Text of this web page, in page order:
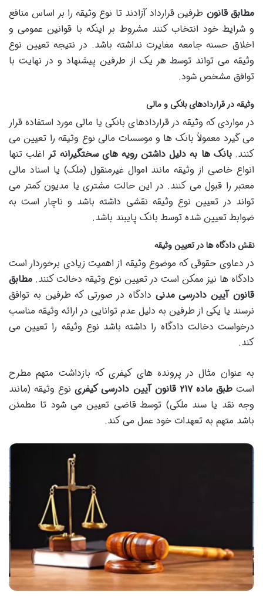
مطابق قانون طرفین قرارداد آزادند تا نوع وثیقه را بر اساس منافع
و شرایط خود انتخاب کنند مشروط بر اینکه با قوانین عمومی و
اخلاق حسنه جامعه مغایرت نداشته باشد. در نتیجه تعیین نوع
وثیقه می تواند توسط هر یک از طرفین پیشنهاد و در نهایت با
توافق مشخص شود.
وثیقه در قراردادهای بانکی و مالی
در مواردی که وثیقه در قراردادهای بانکی یا مالی مورد استفاده قرار
می گیرد معمولاً بانک ها و موسسات مالی نوع وثیقه را تعیین می
کنند.بانک ها به دلیل داشتن رویه های سختگیرانه تر اغلب تنها
انواع خاصی از وثیقه مانند اموال غیرمنقول (ملک) یا اسناد مالی
معتبر را قبول می کنند. در این حالت مشتری یا مدیون کمتر می
تواند در تعیین نوع وثیقه نقشی داشته باشد و ناچار است به
ضوابط تعیین شده توسط بانک پایبند باشد.
نقش دادگاه ها در تعیین وثیقه
در دعاوی حقوقی که موضوع وثیقه از اهمیت زیادی برخوردار است
دادگاه ها نیز ممکن است در تعیین نوع وثیقه دخالت کنند. مطابق
قانون آیین دادرسی مدنی دادگاه در صورتی که طرفین به توافق
نرسند یا یکی از طرفین به دلیل عدم توانایی در ارائه وثیقه مناسب
درخواست دخالت دادگاه را داشته باشد نوع وثیقه را تعیین می
کند.
به عنوان مثال در پرونده های کیفری که بازداشت متهم مطرح
استطبق ماده۲۱۷ قانون آیین دادرسی کیفرینوع وثیقه (مانند
وجه نقد یا سند ملکی) توسط قاضی تعیین می شود تا مطمئن
باشد متهم به تعهدات خود عمل می کند.